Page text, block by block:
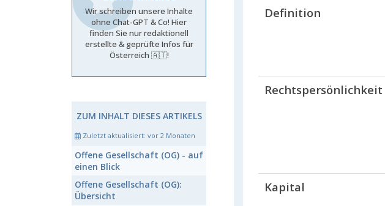
Wir schreiben unsere Inhalte
ohne Chat-GPT & Co! Hier
finden Sie nur redaktionell
erstellte & geprüfte Infos für
Österreich 🇦🇹!
ZUM INHALT DIESES ARTIKELS
Zuletzt aktualisiert: vor 2 Monaten
Offene Gesellschaft (OG) - auf
einen Blick
Offene Gesellschaft (OG):
Übersicht
Definition
Rechtspersönlichkeit
Kapital